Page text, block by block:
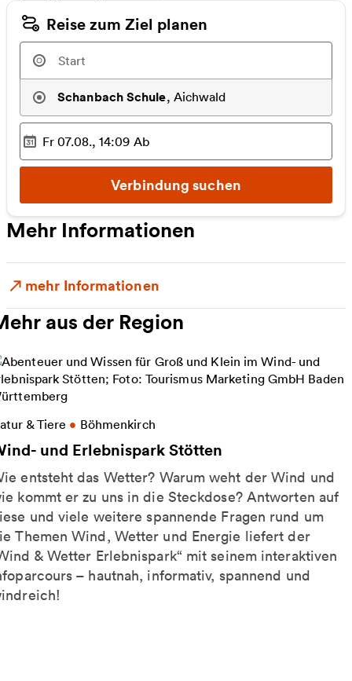
Reise zum Ziel planen
Schanbach Schule, Aichwald
Ausgewählter Zeitpunkt
Fr 07.08., 14:09 Ab
Verbindung suchen
Mehr Informationen
mehr Informationen
aus der Region
& Tiere • Böhmenkirch
und Erlebnispark Stötten
entsteht das Wetter? Warum weht der Wind und
kommt er zu uns in die Steckdose? Antworten auf
und viele weitere spannende Fragen rund um
Themen Wind, Wetter und Energie liefert der
& Wetter Erlebnispark“ mit seinem interaktiven
– hautnah, informativ, spannend und
Informationen zu Wind- und Erlebnispark